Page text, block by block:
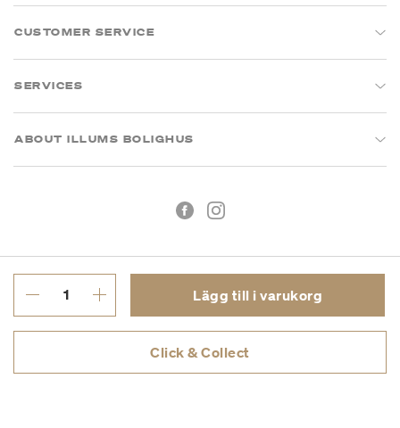
Lägg till i varukorg
Click & Collect
CUSTOMER SERVICE
SERVICES
ABOUT ILLUMS BOLIGHUS
Org.nr: 55681353-8701